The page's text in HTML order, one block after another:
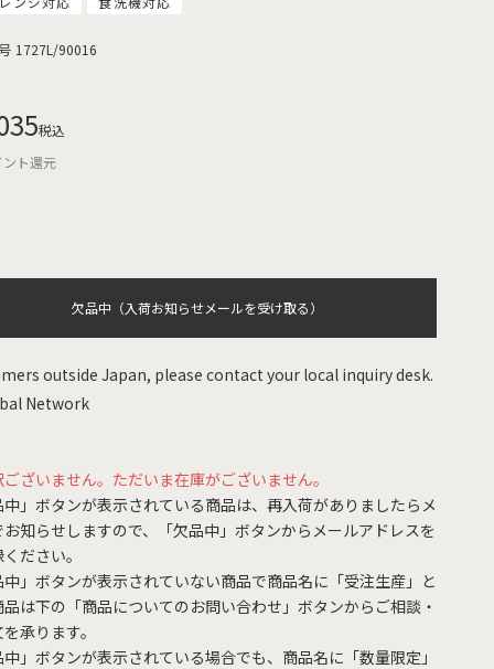
1727L/90016
税込
ト還元
欠品中（入荷お知らせメールを受け取る）
outside Japan, please contact your local inquiry desk.
Network
ざいません。ただいま在庫がございません。
中」ボタンが表示されている商品は、再入荷がありましたらメ
お知らせしますので、「欠品中」ボタンからメールアドレスを
ださい。
中」ボタンが表示されていない商品で商品名に「受注生産」と
品は下の「商品についてのお問い合わせ」ボタンからご相談・
承ります。
中」ボタンが表示されている場合でも、商品名に「数量限定」